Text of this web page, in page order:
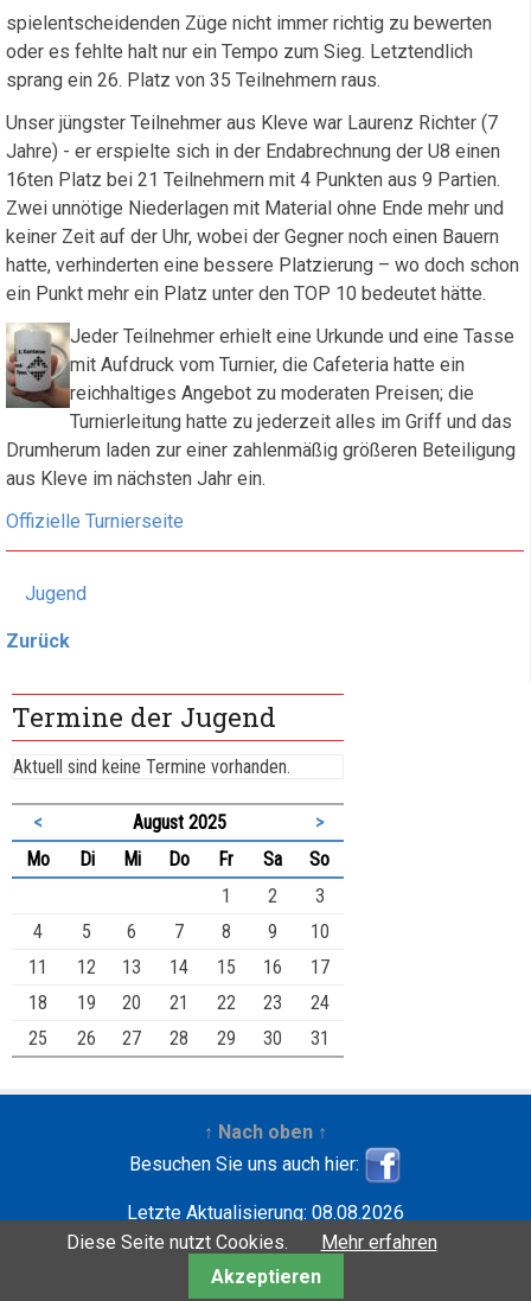
spielentscheidenden Züge nicht immer richtig zu bewerten
oder es fehlte halt nur ein Tempo zum Sieg. Letztendlich
sprang ein 26. Platz von 35 Teilnehmern raus.
Unser jüngster Teilnehmer aus Kleve war Laurenz Richter (7
Jahre) - er erspielte sich in der Endabrechnung der U8 einen
16ten Platz bei 21 Teilnehmern mit 4 Punkten aus 9 Partien.
Zwei unnötige Niederlagen mit Material ohne Ende mehr und
keiner Zeit auf der Uhr, wobei der Gegner noch einen Bauern
hatte, verhinderten eine bessere Platzierung – wo doch schon
ein Punkt mehr ein Platz unter den TOP 10 bedeutet hätte.
Jeder Teilnehmer erhielt eine Urkunde und eine Tasse
mit Aufdruck vom Turnier, die Cafeteria hatte ein
reichhaltiges Angebot zu moderaten Preisen; die
Turnierleitung hatte zu jederzeit alles im Griff und das
Drumherum laden zur einer zahlenmäßig größeren Beteiligung
aus Kleve im nächsten Jahr ein.
Offizielle Turnierseite
Jugend
Zurück
Termine der Jugend
Aktuell sind keine Termine vorhanden.
< August 2025
>
Montag Dienstag
Mittwoch
Donnerstag
FreitagSamstag
Sonntag
1
2
3
4
5 6 7 8 9
10
11
12 13 14 15 16
17
18
19 20 21 22 23
24
25
26 27 28 29 30 31
↑ Nach oben ↑
Besuchen Sie uns auch hier:
Letzte Aktualisierung: 08.08.2026
Entwickelt mit
| Copyright ©2001-2026
Krebbers
Diese Seite nutzt Cookies.
Mehr erfahren
Akzeptieren